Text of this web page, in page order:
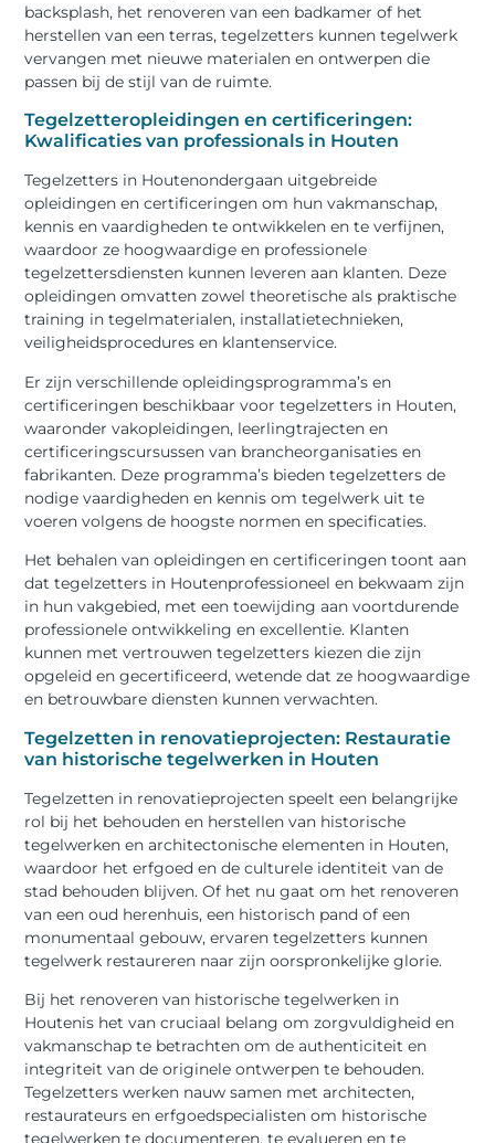
backsplash, het renoveren van een badkamer of het
herstellen van een terras, tegelzetters kunnen tegelwerk
vervangen met nieuwe materialen en ontwerpen die
passen bij de stijl van de ruimte.
Tegelzetteropleidingen en certificeringen:
Kwalificaties van professionals in Houten
Tegelzetters in Houtenondergaan uitgebreide
opleidingen en certificeringen om hun vakmanschap,
kennis en vaardigheden te ontwikkelen en te verfijnen,
waardoor ze hoogwaardige en professionele
tegelzettersdiensten kunnen leveren aan klanten. Deze
opleidingen omvatten zowel theoretische als praktische
training in tegelmaterialen, installatietechnieken,
veiligheidsprocedures en klantenservice.
Er zijn verschillende opleidingsprogramma’s en
certificeringen beschikbaar voor tegelzetters in Houten,
waaronder vakopleidingen, leerlingtrajecten en
certificeringscursussen van brancheorganisaties en
fabrikanten. Deze programma’s bieden tegelzetters de
nodige vaardigheden en kennis om tegelwerk uit te
voeren volgens de hoogste normen en specificaties.
Het behalen van opleidingen en certificeringen toont aan
dat tegelzetters in Houtenprofessioneel en bekwaam zijn
in hun vakgebied, met een toewijding aan voortdurende
professionele ontwikkeling en excellentie. Klanten
kunnen met vertrouwen tegelzetters kiezen die zijn
opgeleid en gecertificeerd, wetende dat ze hoogwaardige
en betrouwbare diensten kunnen verwachten.
Tegelzetten in renovatieprojecten: Restauratie
van historische tegelwerken in Houten
Tegelzetten in renovatieprojecten speelt een belangrijke
rol bij het behouden en herstellen van historische
tegelwerken en architectonische elementen in Houten,
waardoor het erfgoed en de culturele identiteit van de
stad behouden blijven. Of het nu gaat om het renoveren
van een oud herenhuis, een historisch pand of een
monumentaal gebouw, ervaren tegelzetters kunnen
tegelwerk restaureren naar zijn oorspronkelijke glorie.
Bij het renoveren van historische tegelwerken in
Houtenis het van cruciaal belang om zorgvuldigheid en
vakmanschap te betrachten om de authenticiteit en
integriteit van de originele ontwerpen te behouden.
Tegelzetters werken nauw samen met architecten,
restaurateurs en erfgoedspecialisten om historische
tegelwerken te documenteren, te evalueren en te